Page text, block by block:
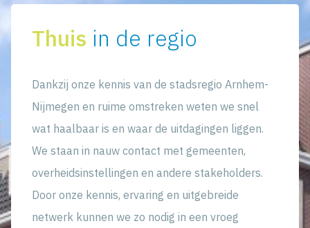
Thuis in de regio
Dankzij onze kennis van de stadsregio Arnhem-
Nijmegen en ruime omstreken weten we snel
wat haalbaar is en waar de uitdagingen liggen.
We staan in nauw contact met gemeenten,
overheidsinstellingen en andere stakeholders.
Door onze kennis, ervaring en uitgebreide
netwerk kunnen we zo nodig in een vroeg